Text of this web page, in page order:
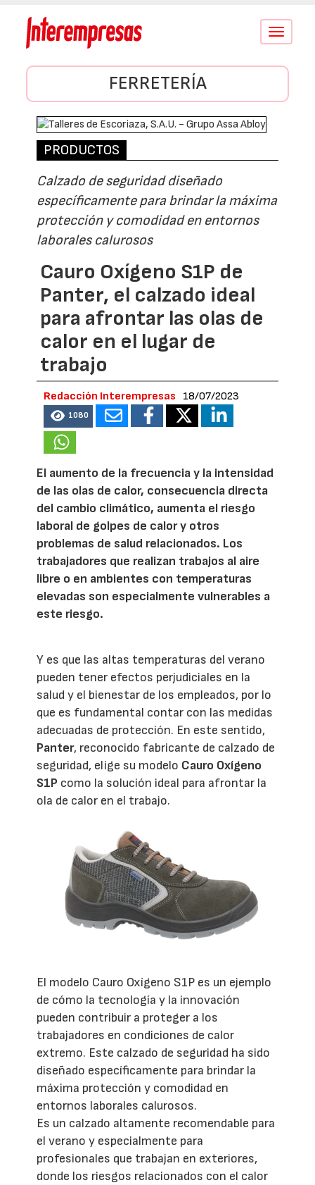
Conmutar
FERRETERÍA
PRODUCTOS
Calzado de seguridad diseñado
específicamente para brindar la máxima
protección y comodidad en entornos
laborales calurosos
Cauro Oxígeno S1P de
Panter, el calzado ideal
para afrontar las olas de
calor en el lugar de
trabajo
Redacción Interempresas 18/07/2023
1080
El aumento de la frecuencia y la intensidad
de las olas de calor, consecuencia directa
del cambio climático, aumenta el riesgo
laboral de golpes de calor y otros
problemas de salud relacionados. Los
trabajadores que realizan trabajos al aire
libre o en ambientes con temperaturas
elevadas son especialmente vulnerables a
este riesgo.
Y es que las altas temperaturas del verano
pueden tener efectos perjudiciales en la
salud y el bienestar de los empleados, por lo
que es fundamental contar con las medidas
adecuadas de protección. En este sentido,
Panter, reconocido fabricante de calzado de
seguridad, elige su modelo Cauro Oxígeno
S1P como la solución ideal para afrontar la
ola de calor en el trabajo.
El modelo Cauro Oxígeno S1P es un ejemplo
de cómo la tecnología y la innovación
pueden contribuir a proteger a los
trabajadores en condiciones de calor
extremo. Este calzado de seguridad ha sido
diseñado específicamente para brindar la
máxima protección y comodidad en
entornos laborales calurosos.
Es un calzado altamente recomendable para
el verano y especialmente para
profesionales que trabajan en exteriores,
donde los riesgos relacionados con el calor